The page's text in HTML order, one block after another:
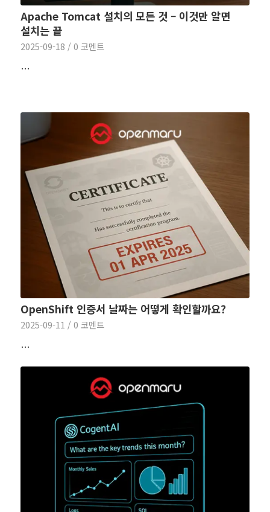
Apache Tomcat 설치의 모든 것 – 이것만 알면
설치는 끝
2025-09-18 / 0 코멘트
…
OpenShift 인증서 날짜는 어떻게 확인할까요?
2025-09-11 / 0 코멘트
…